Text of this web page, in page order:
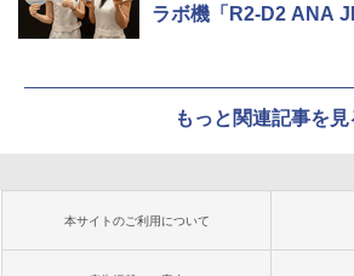
ラボ機「R2-D2 ANA
もっと関連記事を見
本サイトのご利用について